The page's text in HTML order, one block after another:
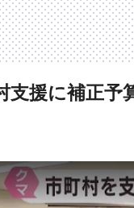
援に補正予